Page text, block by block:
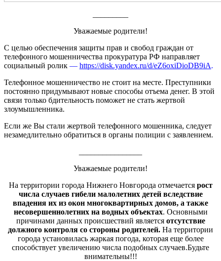
Уважаемые родители!
С целью обеспечения защиты прав и свобод граждан от
телефонного мошенничества прокуратура РФ направляет
социальный ролик — https://disk.yandex.ru/d/eZ6oxiDioDB9iA.
Телефонное мошенничество не стоит на месте. Преступники
постоянно придумывают новые способы отъема денег. В этой
связи только бдительность поможет не стать жертвой
злоумышленника.
Если же Вы стали жертвой телефонного мошенника, следует
незамедлительно обратиться в органы полиции с заявлением.
Уважаемые родители!
На территории города Нижнего Новгорода отмечается рост
числа случаев гибели малолетних детей вследствие
впадения их из окон многоквартирных домов, а также
несовершеннолетних на водных объектах. Основными
причинами данных происшествий являетсяотсутствие
должного контроля со стороны родителей. На территории
города установилась жаркая погода, которая еще более
способствует увеличению числа подобных случаев.Будьте
внимательны!!!